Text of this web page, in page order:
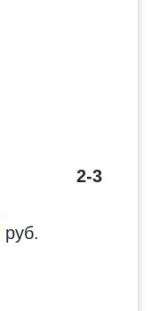
2-3
руб.